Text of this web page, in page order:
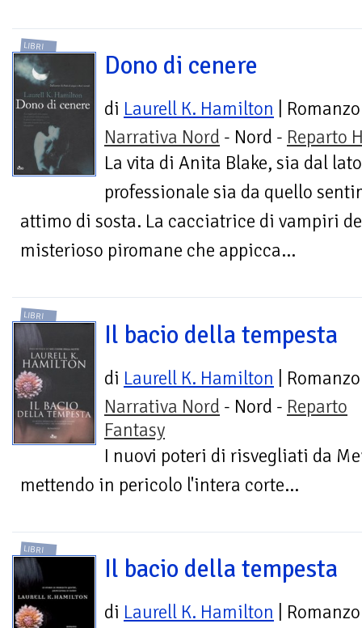
LIBRI
Dono di cenere
di Laurell K. Hamilton | Romanzo
Narrativa Nord - Nord - Reparto
La vita di Anita Blake, sia dal lato
professionale sia da quello
attimo di sosta. La cacciatrice di vampiri
misterioso piromane che appicca...
LIBRI
Il bacio della tempesta
di Laurell K. Hamilton | Romanzo
Narrativa Nord - Nord - Reparto
Fantasy
I nuovi poteri di risvegliati da
mettendo in pericolo l'intera corte...
LIBRI
Il bacio della tempesta
di Laurell K. Hamilton | Romanzo